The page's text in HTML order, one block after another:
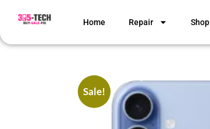
Home Repair Shop
Sale!